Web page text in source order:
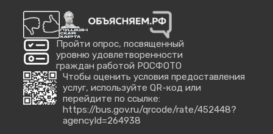
Пройти опрос, посвященный
уровню удовлетворенности
граждан работой РОСФОТО
Чтобы оценить условия предоставления
услуг, используйте QR-код или
перейдите по ссылке:
https://bus.gov.ru/qrcode/rate/452448?
agencyId=264938